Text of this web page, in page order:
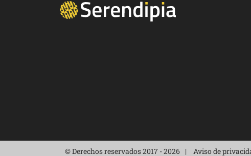
© Derechos reservados 2017 - 2026 Aviso de